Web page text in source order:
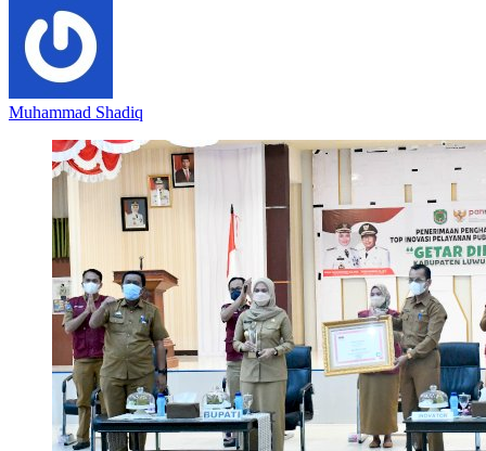
Muhammad Shadiq